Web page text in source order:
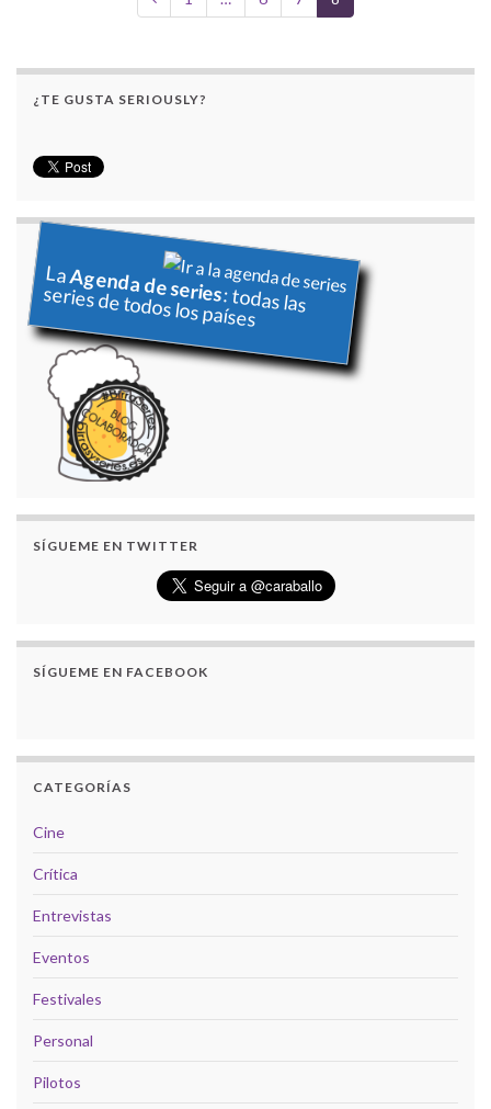
¿TE GUSTA SERIOUSLY?
LaAgenda de series: todas las
series de todos los países
SÍGUEME EN TWITTER
SÍGUEME EN FACEBOOK
CATEGORÍAS
Cine
Crítica
Entrevistas
Eventos
Festivales
Personal
Pilotos